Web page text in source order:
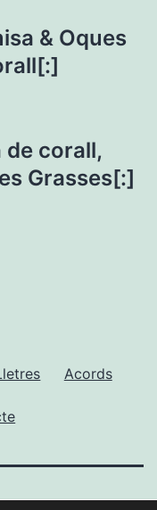
& Oques
corall,
Grasses[:]
Acords